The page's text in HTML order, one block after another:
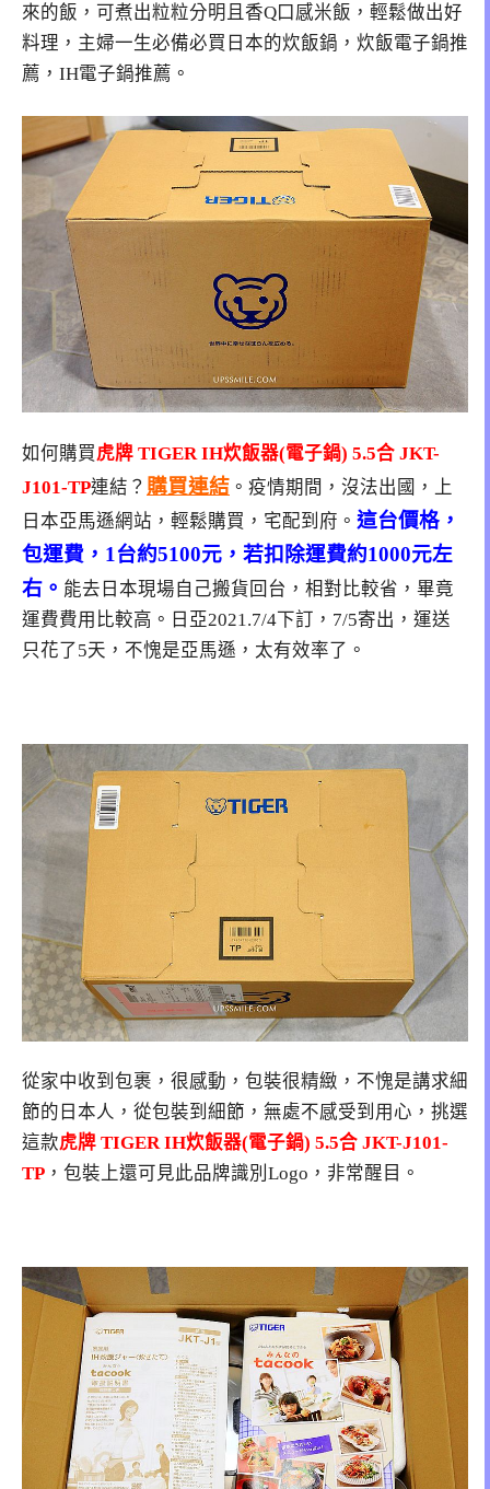
來的飯，可煮出粒粒分明且香Q口感米飯，輕鬆做出好
料理，主婦一生必備必買日本的炊飯鍋，炊飯電子鍋推
薦，IH電子鍋推薦。
如何購買虎牌 TIGER IH炊飯器(電子鍋) 5.5合 JKT-
J101-TP連結？ 購買連結 。疫情期間，沒法出國，上
日本亞馬遜網站，輕鬆購買，宅配到府。 這台價格，
包運費， 1台約5100元，若扣除運費約1000元左
右。 能去日本現場自己搬貨回台，相對比較省，畢竟
運費費用比較高。日亞2021.7/4下訂，7/5寄出，運送
只花了5天，不愧是亞馬遜，太有效率了。
從家中收到包裹，很感動，包裝很精緻，不愧是講求細
節的日本人，從包裝到細節，無處不感受到用心，挑選
這款虎牌 TIGER IH炊飯器(電子鍋) 5.5合 JKT-J101-
TP ，包裝上還可見此品牌識別Logo，非常醒目。